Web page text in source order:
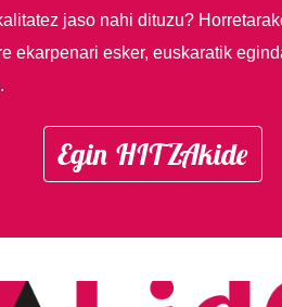
jaso nahi dituzu?
ekarpenari esker, euskaratik
Egin HITZAkide